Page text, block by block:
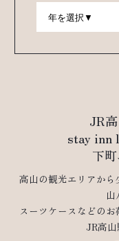
JR
stay inn
下
高山の観光エリアか
山
スーツケースなどの
JR高山